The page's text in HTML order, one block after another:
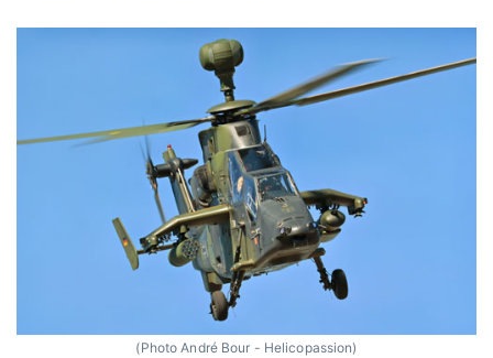
(Photo André Bour - Helicopassion)